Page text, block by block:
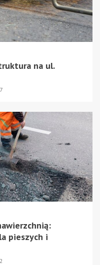
na ul.
pieszych i